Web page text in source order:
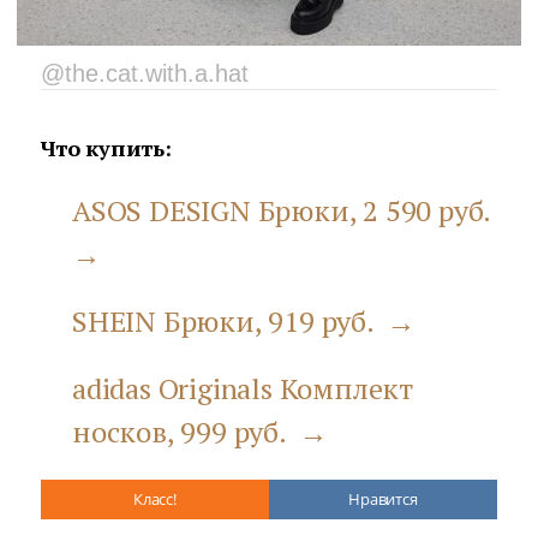
@the.cat.with.a.hat
Что купить:
ASOS DESIGN Брюки, 2 590 руб.
→
SHEIN Брюки, 919 руб. →
adidas Originals Комплект
носков, 999 руб. →
Класс! Нравится